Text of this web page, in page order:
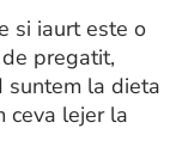
si iaurt este o
pregatit,
suntem la dieta
ceva lejer la